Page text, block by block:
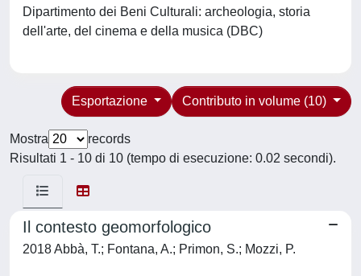
Dipartimento dei Beni Culturali: archeologia, storia
dell'arte, del cinema e della musica (DBC)
Contributo in volume (10)
Esportazione
Mostra
records
Risultati 1 - 10 di 10 (tempo di esecuzione: 0.02 secondi).
Il contesto geomorfologico
2018 Abbà, T.; Fontana, A.; Primon, S.; Mozzi, P.